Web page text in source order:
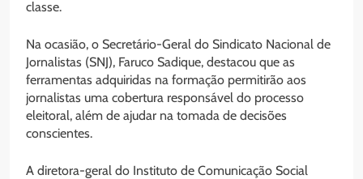
classe.
Na ocasião, o Secretário-Geral do Sindicato Nacional de
Jornalistas (SNJ), Faruco Sadique, destacou que as
ferramentas adquiridas na formação permitirão aos
jornalistas uma cobertura responsável do processo
eleitoral, além de ajudar na tomada de decisões
conscientes.
A diretora-geral do Instituto de Comunicação Social